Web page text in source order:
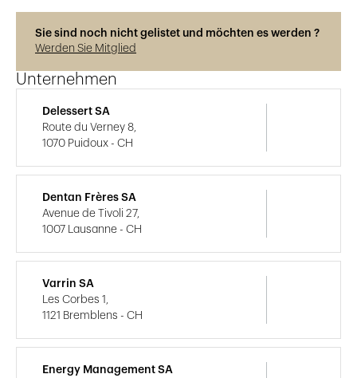
Sie sind noch nicht gelistet und möchten es werden ?
Werden Sie Mitglied
Unternehmen
Delessert SA
Route du Verney 8,
1070 Puidoux - CH
Dentan Frères SA
Avenue de Tivoli 27,
1007 Lausanne - CH
Varrin SA
Les Corbes 1,
1121 Bremblens - CH
Energy Management SA